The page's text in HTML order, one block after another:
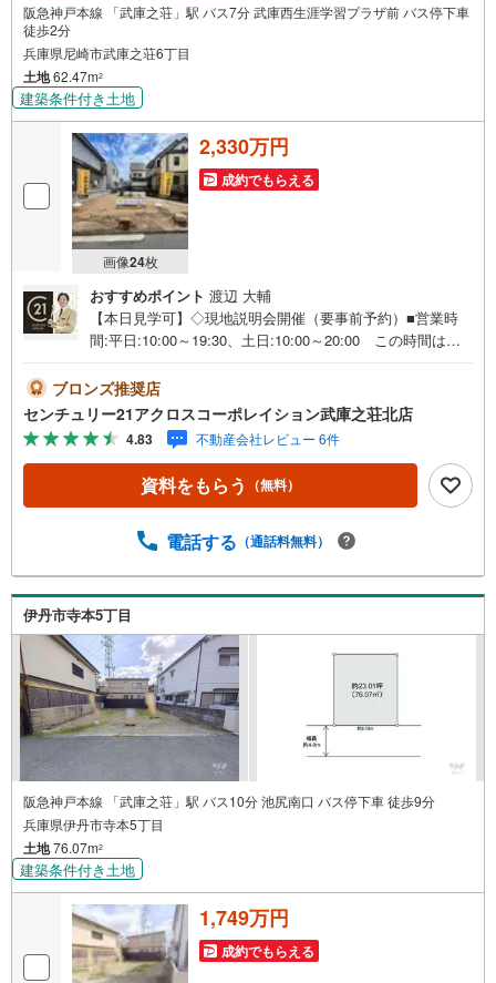
阪急神戸本線 「武庫之荘」駅 バス7分 武庫西生涯学習プラザ前 バス停下車
徒歩2分
兵庫県尼崎市武庫之荘6丁目
土地62.47m2
建築条件付き土地
画像24枚
2,330万円
成約でもらえる
おすすめポイント 渡辺 大輔
【本日見学可】◇現地説明会開催（要事前予約）■営業時
間:平日:10:00～19:30、土日:10:00～20:00 この時間はお
建物セット価格3980万円 3LDKリビングゆとりの20帖設
計です。武庫東小学校通学エリアの物件です。＝＝センチ
ュリー21アクロスグループの3つの特徴＝＝＝■センチュリ
ー21グループで28年連続No.1（1997年～2024年兵庫地区仲
介実績） 尼崎・伊丹・西宮・宝塚にて8店舗展開中。阪神
間での購入や売却は当店にお任せ下さい■お客様駐車場、キ
でのお越しも大歓迎です。 お子様連れでもご安心くださ
2000万円台の新築戸建や、1000万円台の中古マンションを
始め多数物件を取り扱っています。Yahoo！不動産に掲載
しきれない物件もご紹介できます。お気軽にお問合せくだ
さい。弊社ホームページへは「C21アクロス」
ブロンズ推奨店
センチュリー21アクロスコーポレイション武庫之荘北店
4.83 不動産会社レビュー 6件
資料をもらう （無料）
電話する （通話料無料）
伊丹市寺本5丁目
阪急神戸本線 「武庫之荘」駅 バス10分 池尻南口 バス停下車 徒歩9分
兵庫県伊丹市寺本5丁目
土地76.07m2
建築条件付き土地
1,749万円
成約でもらえる